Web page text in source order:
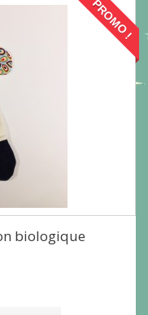
PROMO !
biologique